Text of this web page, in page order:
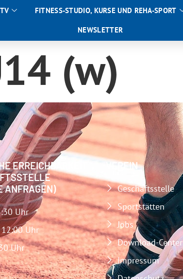
FITNESS-STUDIO, KURSE UND REHA-SPORT
NEWSLETTER
(w)
ERREICHBARKEIT
ANFRAGEN)
Uhr
Uhr
Uhr
VEREIN
Geschäftsstelle
Sportstätten
Jobs
Download-Center
Impressum